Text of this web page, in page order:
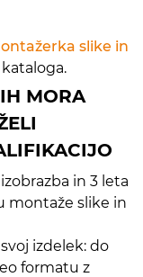
slike in
MORA
in 3 leta
montaže slike in
izdelek: do
formatu z